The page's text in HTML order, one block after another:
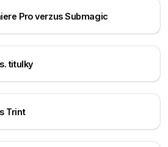
Pro verzus Submagic
titulky
Trint